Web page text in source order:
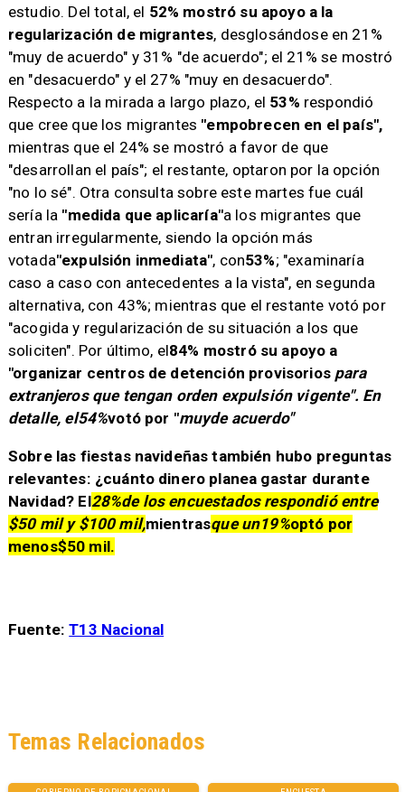
estudio. Del total, el 52% mostró su apoyo a la
regularización de migrantes, desglosándose en 21%
"muy de acuerdo" y 31% "de acuerdo"; el 21% se mostró
en "desacuerdo" y el 27% "muy en desacuerdo".
Respecto a la mirada a largo plazo, el 53% respondió
que cree que los migrantes "empobrecen en el país",
mientras que el 24% se mostró a favor de que
"desarrollan el país"; el restante, optaron por la opción
"no lo sé". Otra consulta sobre este martes fue cuál
sería la "medida que aplicaría"a los migrantes que
entran irregularmente, siendo la opción más
votada"expulsión inmediata", con53%; "examinaría
caso a caso con antecedentes a la vista", en segunda
alternativa, con 43%; mientras que el restante votó por
"acogida y regularización de su situación a los que
soliciten". Por último, el84% mostró su apoyo a
"organizar centros de detención provisorios para
extranjeros que tengan orden expulsión vigente". En
detalle, el54%votó por "muyde acuerdo"
Sobre las fiestas navideñas también hubo preguntas
relevantes: ¿cuánto dinero planea gastar durante
Navidad? El28%de los encuestados respondió entre
$50 mil y $100 mil,mientrasque un19%optó por
menos$50 mil.
Fuente:T13 Nacional
Temas Relacionados